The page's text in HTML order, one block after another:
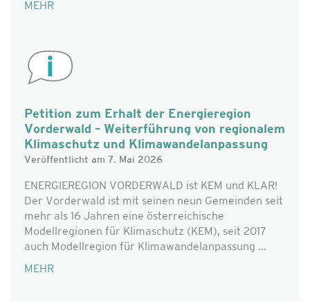
MEHR
Petition zum Erhalt der Energieregion
Vorderwald – Weiterführung von regionalem
Klimaschutz und Klimawandelanpassung
Veröffentlicht am 7. Mai 2026
ENERGIEREGION VORDERWALD ist KEM und KLAR!
Der Vorderwald ist mit seinen neun Gemeinden seit
mehr als 16 Jahren eine österreichische
Modellregionen für Klimaschutz (KEM), seit 2017
auch Modellregion für Klimawandelanpassung ...
MEHR